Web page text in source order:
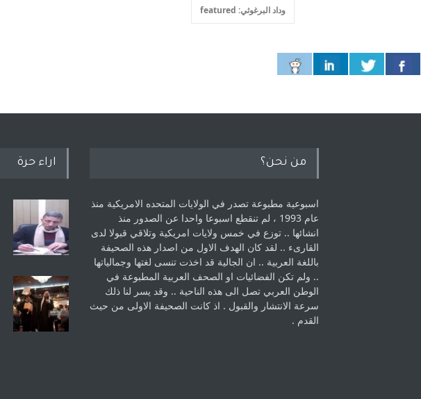
وداد البرغوثي: featured
من نحن؟
اسبوعية مطبوعة تصدر في الولايات المتحده الامريكية منذ
عام 1993 ، لم ‏تنقطع اسبوعا واحدا عن الصدور منذ
انشائها .. توزع في خمس ولايات امريكية ‏وتلاقي قبولا لدى
القارىء ..‏ لقد كان الهدف الاول من اصدار هذه الصحيفة
باللغة العربية .. ان الجالية قد اخذت ‏تنسى لغتها وجمالياتها
.. ولم تكن الفضائيات او الصحف العربية المطبوعة في
الوطن ‏العربي تصل الى هذه الناحية .. وقد يسر لنا ذلك
سرعة الانتشار والقبول . اذ كانت ‏الصحيفة الاولى من حيث
القدم . ‏
اراء حرة